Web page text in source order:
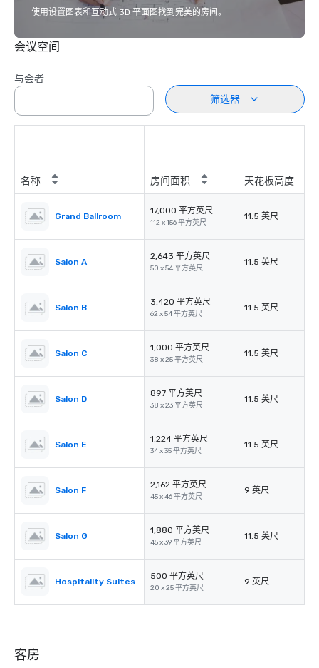
使用设置图表和互动式 3D 平面图找到完美的房间。
会议空间
与会者
筛选器
名称 房间面积 天花板高度
Grand Ballroom
17,000 平方英尺
112 x 156 平方英尺
11.5 英尺
Salon A
2,643 平方英尺
50 x 54 平方英尺
11.5 英尺
Salon B
3,420 平方英尺
62 x 54 平方英尺
11.5 英尺
Salon C
1,000 平方英尺
38 x 25 平方英尺
11.5 英尺
Salon D
897 平方英尺
38 x 23 平方英尺
11.5 英尺
Salon E
1,224 平方英尺
34 x 35 平方英尺
11.5 英尺
Salon F
2,162 平方英尺
45 x 46 平方英尺
9 英尺
Salon G
1,880 平方英尺
45 x 39 平方英尺
11.5 英尺
Hospitality Suites
500 平方英尺
20 x 25 平方英尺
9 英尺
客房